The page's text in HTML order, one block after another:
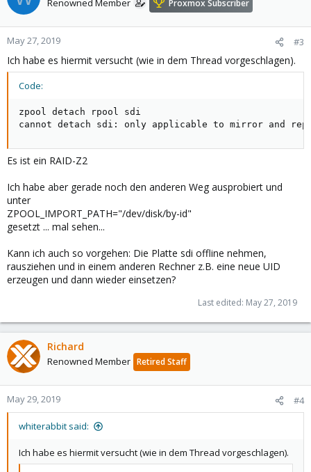
Renowned Member Proxmox Subscriber
May 27, 2019 #3
Ich habe es hiermit versucht (wie in dem Thread vorgeschlagen).
Code:
zpool detach rpool sdi
cannot detach sdi: only applicable to mirror and
Es ist ein RAID-Z2
Ich habe aber gerade noch den anderen Weg ausprobiert und
unter
ZPOOL_IMPORT_PATH="/dev/disk/by-id"
gesetzt ... mal sehen...
Kann ich auch so vorgehen: Die Platte sdi offline nehmen,
rausziehen und in einem anderen Rechner z.B. eine neue UID
erzeugen und dann wieder einsetzen?
Last edited: May 27, 2019
Richard
Renowned Member Retired Staff
May 29, 2019 #4
whiterabbit said:
Ich habe es hiermit versucht (wie in dem Thread vorgeschlagen).